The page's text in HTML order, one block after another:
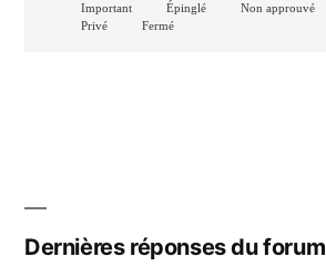
Important
Épinglé Non approuvé
Privé
Fermé
Dernières réponses du forum